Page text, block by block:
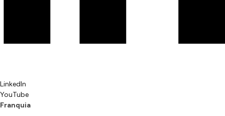
LinkedIn
YouTube
Franquia